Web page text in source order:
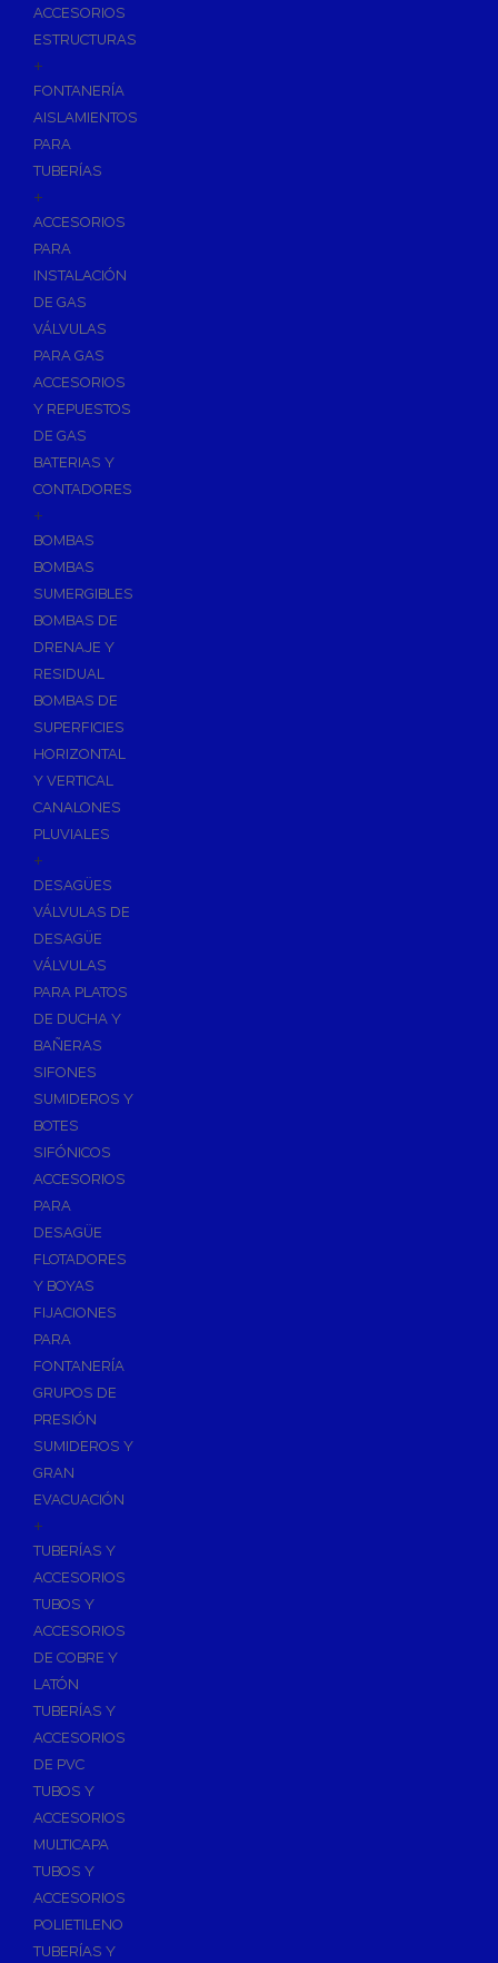
ACCESORIOS
ESTRUCTURAS
+
FONTANERÍA
AISLAMIENTOS
PARA
TUBERÍAS
+
ACCESORIOS
PARA
INSTALACIÓN
DE GAS
VÁLVULAS
PARA GAS
ACCESORIOS
Y REPUESTOS
DE GAS
BATERIAS Y
CONTADORES
+
BOMBAS
BOMBAS
SUMERGIBLES
BOMBAS DE
DRENAJE Y
RESIDUAL
BOMBAS DE
SUPERFICIES
HORIZONTAL
Y VERTICAL
CANALONES
PLUVIALES
+
DESAGÜES
VÁLVULAS DE
DESAGÜE
VÁLVULAS
PARA PLATOS
DE DUCHA Y
BAÑERAS
SIFONES
SUMIDEROS Y
BOTES
SIFÓNICOS
ACCESORIOS
PARA
DESAGÜE
FLOTADORES
Y BOYAS
FIJACIONES
PARA
FONTANERÍA
GRUPOS DE
PRESIÓN
SUMIDEROS Y
GRAN
EVACUACIÓN
+
TUBERÍAS Y
ACCESORIOS
TUBOS Y
ACCESORIOS
DE COBRE Y
LATÓN
TUBERÍAS Y
ACCESORIOS
DE PVC
TUBOS Y
ACCESORIOS
MULTICAPA
TUBOS Y
ACCESORIOS
POLIETILENO
TUBERÍAS Y